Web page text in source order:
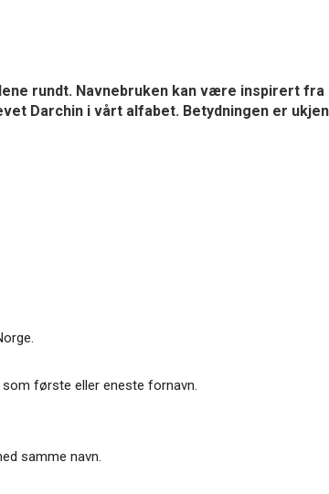
rundt. Navnebruken kan være inspirert fra
Darchin i vårt alfabet. Betydningen er
som første eller eneste fornavn.
samme navn.